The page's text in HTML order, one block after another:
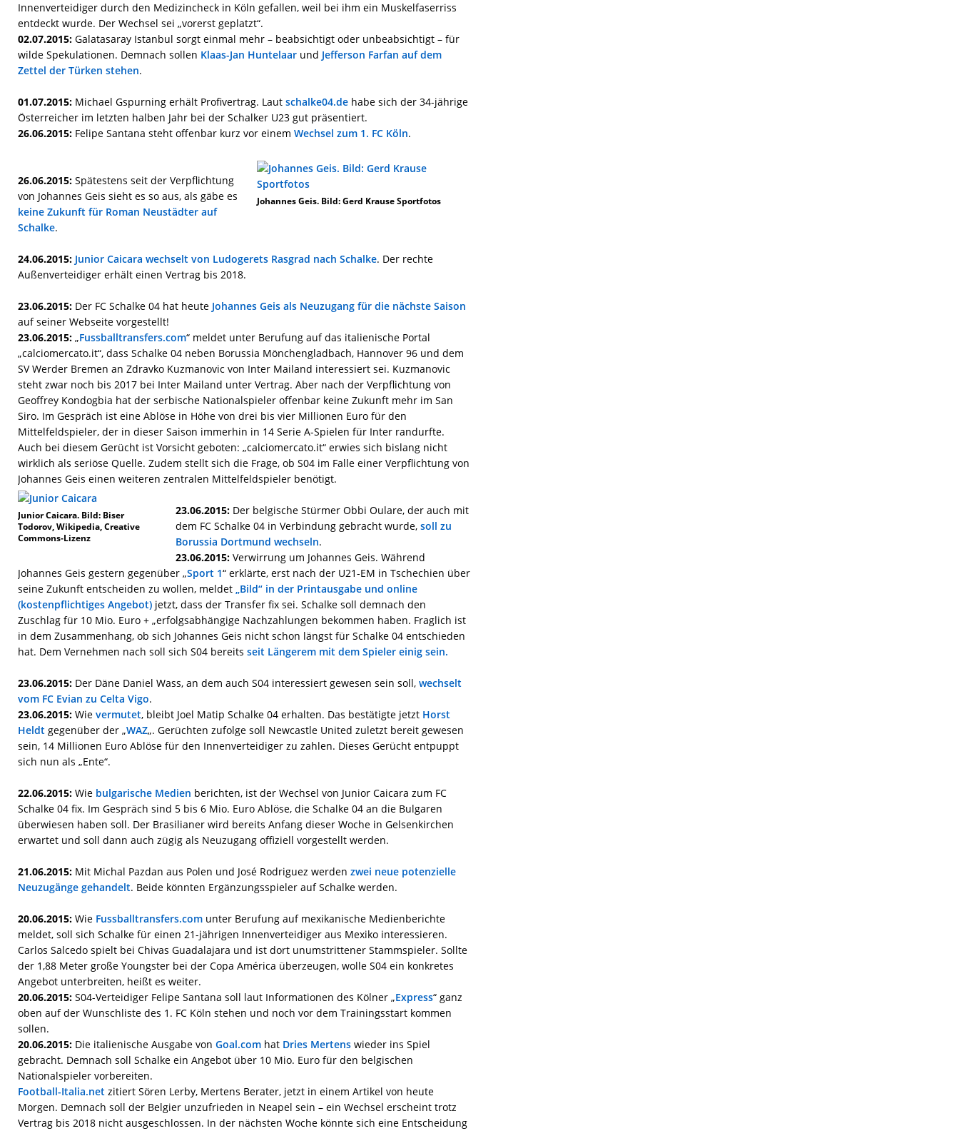
Innenverteidiger durch den Medizincheck in Köln gefallen, weil bei ihm ein Muskelfaserriss
entdeckt wurde. Der Wechsel sei „vorerst geplatzt“.
02.07.2015: Galatasaray Istanbul sorgt einmal mehr – beabsichtigt oder unbeabsichtigt – für
wilde Spekulationen. Demnach sollen Klaas-Jan Huntelaar und Jefferson Farfan auf dem
Zettel der Türken stehen.
01.07.2015: Michael Gspurning erhält Profivertrag. Laut schalke04.de habe sich der 34-jährige
Österreicher im letzten halben Jahr bei der Schalker U23 gut präsentiert.
26.06.2015: Felipe Santana steht offenbar kurz vor einem Wechsel zum 1. FC Köln.
Johannes Geis. Bild: Gerd Krause Sportfotos
26.06.2015: Spätestens seit der Verpflichtung
von Johannes Geis sieht es so aus, als gäbe es
keine Zukunft für Roman Neustädter auf
Schalke.
24.06.2015: Junior Caicara wechselt von Ludogerets Rasgrad nach Schalke. Der rechte
Außenverteidiger erhält einen Vertrag bis 2018.
23.06.2015: Der FC Schalke 04 hat heute Johannes Geis als Neuzugang für die nächste Saison
auf seiner Webseite vorgestellt!
23.06.2015: „Fussballtransfers.com“ meldet unter Berufung auf das italienische Portal
„calciomercato.it“, dass Schalke 04 neben Borussia Mönchengladbach, Hannover 96 und dem
SV Werder Bremen an Zdravko Kuzmanovic von Inter Mailand interessiert sei. Kuzmanovic
steht zwar noch bis 2017 bei Inter Mailand unter Vertrag. Aber nach der Verpflichtung von
Geoffrey Kondogbia hat der serbische Nationalspieler offenbar keine Zukunft mehr im San
Siro. Im Gespräch ist eine Ablöse in Höhe von drei bis vier Millionen Euro für den
Mittelfeldspieler, der in dieser Saison immerhin in 14 Serie A-Spielen für Inter randurfte.
Auch bei diesem Gerücht ist Vorsicht geboten: „calciomercato.it“ erwies sich bislang nicht
wirklich als seriöse Quelle. Zudem stellt sich die Frage, ob S04 im Falle einer Verpflichtung von
Johannes Geis einen weiteren zentralen Mittelfeldspieler benötigt.
Junior Caicara. Bild: Biser
Todorov, Wikipedia, Creative
Commons-Lizenz
23.06.2015: Der belgische Stürmer Obbi Oulare, der auch mit
dem FC Schalke 04 in Verbindung gebracht wurde, soll zu
Borussia Dortmund wechseln.
23.06.2015: Verwirrung um Johannes Geis. Während
Johannes Geis gestern gegenüber „Sport 1“ erklärte, erst nach der U21-EM in Tschechien über
seine Zukunft entscheiden zu wollen, meldet „Bild“ in der Printausgabe und online
(kostenpflichtiges Angebot) jetzt, dass der Transfer fix sei. Schalke soll demnach den
Zuschlag für 10 Mio. Euro + „erfolgsabhängige Nachzahlungen bekommen haben. Fraglich ist
in dem Zusammenhang, ob sich Johannes Geis nicht schon längst für Schalke 04 entschieden
hat. Dem Vernehmen nach soll sich S04 bereits seit Längerem mit dem Spieler einig sein.
23.06.2015: Der Däne Daniel Wass, an dem auch S04 interessiert gewesen sein soll, wechselt
vom FC Evian zu Celta Vigo.
23.06.2015: Wie vermutet, bleibt Joel Matip Schalke 04 erhalten. Das bestätigte jetzt Horst
Heldt gegenüber der „WAZ„. Gerüchten zufolge soll Newcastle United zuletzt bereit gewesen
sein, 14 Millionen Euro Ablöse für den Innenverteidiger zu zahlen. Dieses Gerücht entpuppt
sich nun als „Ente“.
22.06.2015: Wie bulgarische Medien berichten, ist der Wechsel von Junior Caicara zum FC
Schalke 04 fix. Im Gespräch sind 5 bis 6 Mio. Euro Ablöse, die Schalke 04 an die Bulgaren
überwiesen haben soll. Der Brasilianer wird bereits Anfang dieser Woche in Gelsenkirchen
erwartet und soll dann auch zügig als Neuzugang offiziell vorgestellt werden.
21.06.2015: Mit Michal Pazdan aus Polen und José Rodriguez werden zwei neue potenzielle
Neuzugänge gehandelt. Beide könnten Ergänzungsspieler auf Schalke werden.
20.06.2015: Wie Fussballtransfers.com unter Berufung auf mexikanische Medienberichte
meldet, soll sich Schalke für einen 21-jährigen Innenverteidiger aus Mexiko interessieren.
Carlos Salcedo spielt bei Chivas Guadalajara und ist dort unumstrittener Stammspieler. Sollte
der 1,88 Meter große Youngster bei der Copa América überzeugen, wolle S04 ein konkretes
Angebot unterbreiten, heißt es weiter.
20.06.2015: S04-Verteidiger Felipe Santana soll laut Informationen des Kölner „Express“ ganz
oben auf der Wunschliste des 1. FC Köln stehen und noch vor dem Trainingsstart kommen
sollen.
20.06.2015: Die italienische Ausgabe von Goal.com hat Dries Mertens wieder ins Spiel
gebracht. Demnach soll Schalke ein Angebot über 10 Mio. Euro für den belgischen
Nationalspieler vorbereiten.
Football-Italia.net zitiert Sören Lerby, Mertens Berater, jetzt in einem Artikel von heute
Morgen. Demnach soll der Belgier unzufrieden in Neapel sein – ein Wechsel erscheint trotz
Vertrag bis 2018 nicht ausgeschlossen. In der nächsten Woche könnte sich eine Entscheidung